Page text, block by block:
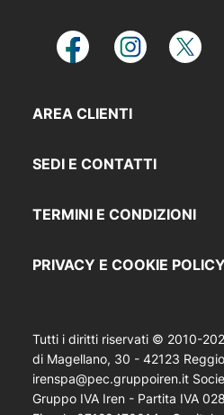
AREA CLIENTI
SEDI E CONTATTI
TERMINI E CONDIZIONI
PRIVACY E COOKIE POLICY
Tutti i diritti riservati © 2010-
di Magellano, 30 - 42123
irenspa@pec.gruppoiren.it
Gruppo IVA Iren - Partita IVA